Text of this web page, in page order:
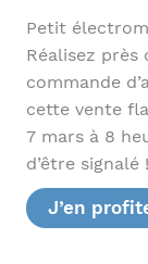
Petit
Réalisez près
commande
cette vente
7 mars à 8
d’être signalé !
J’en